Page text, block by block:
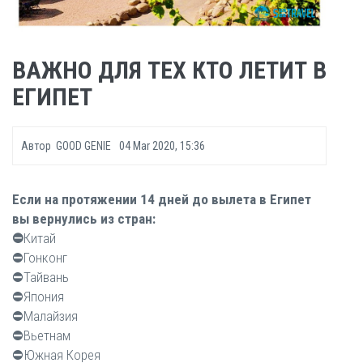
ВАЖНО ДЛЯ ТЕХ КТО ЛЕТИТ В
ЕГИПЕТ
Автор GOOD GENIE 04 Mar 2020, 15:36
Если на протяжении 14 дней до вылета в Египет
вы вернулись из стран:
⛔️Китай
⛔️Гонконг
⛔️Тайвань
⛔️Япония
⛔️Малайзия
⛔️Вьетнам
⛔️Южная Корея